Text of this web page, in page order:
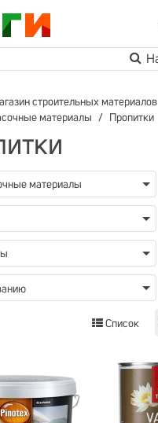
строительных материалов
материалы
Пропитки
материалы
Список